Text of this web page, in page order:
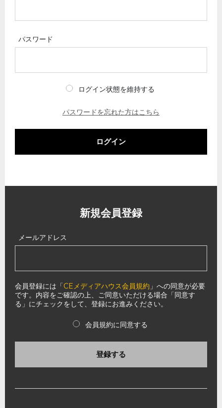
パスワード
ログイン状態を維持する
パスワードを忘れた方はこちら
ログイン
新規会員登録
メールアドレス
会員登録には「CEメディアハウス会員規約 」への同意が必要
です。内容をご確認の上、ご同意いただける場合「同意す
る」にチェックをして、登録にお進みください。
会員規約に同意する
登録する